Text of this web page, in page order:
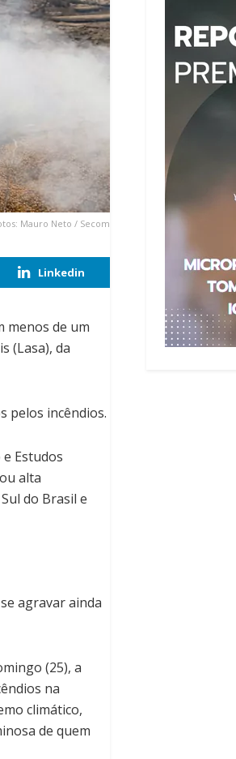
Mauro Neto / Secom
Linkedin
menos de um
(Lasa), da
pelos incêndios.
Estudos
alta
do Brasil e
agravar ainda
(25), a
na
climático,
de quem